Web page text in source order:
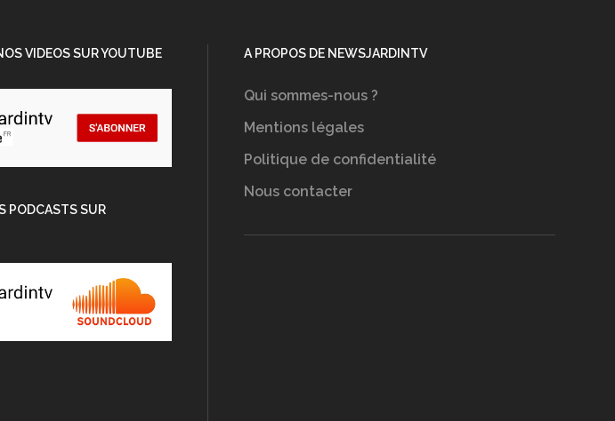
VIDEOS SUR YOUTUBE
PODCASTS SUR
A PROPOS DE NEWSJARDINTV
Qui sommes-nous ?
Mentions légales
Politique de confidentialité
Nous contacter